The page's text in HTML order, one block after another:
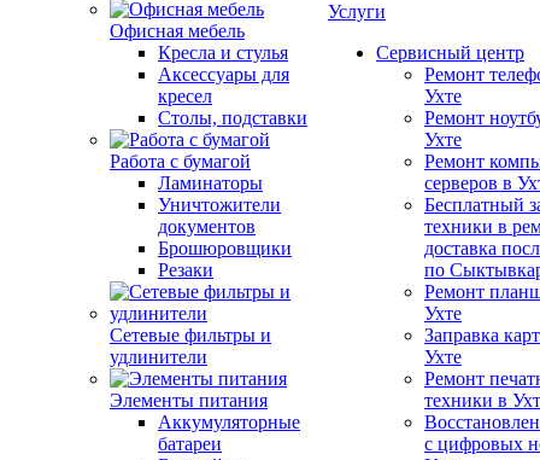
Офисная мебель
Кресла и стулья
Аксессуары для
кресел
Столы, подставки
Работа с бумагой
Ламинаторы
Уничтожители
документов
Брошюровщики
Резаки
Сетевые фильтры и
удлинители
Элементы питания
Аккумуляторные
батареи
Услуги
Сервисный центр
Ремонт
Ухте
Ремонт
Ухте
Ремонт
серверов в
Бесплатный
техники в
доставка
по
Ремонт
Ухте
Заправка
Ухте
Ремонт
техники в
с цифровых